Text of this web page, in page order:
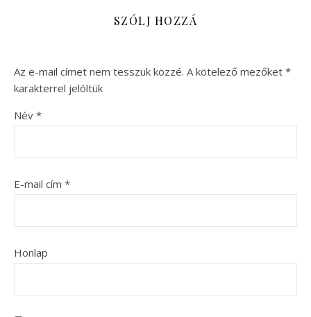
SZÓLJ HOZZÁ
Az e-mail címet nem tesszük közzé. A kötelező mezőket *
karakterrel jelöltük
Név *
E-mail cím *
Honlap